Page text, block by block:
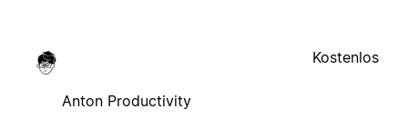
Anton Productivity
Kostenlos